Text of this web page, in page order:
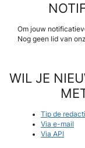
Om jouw
Nog geen lid van
WIL JE
Tip de
Via e-mail
Via API